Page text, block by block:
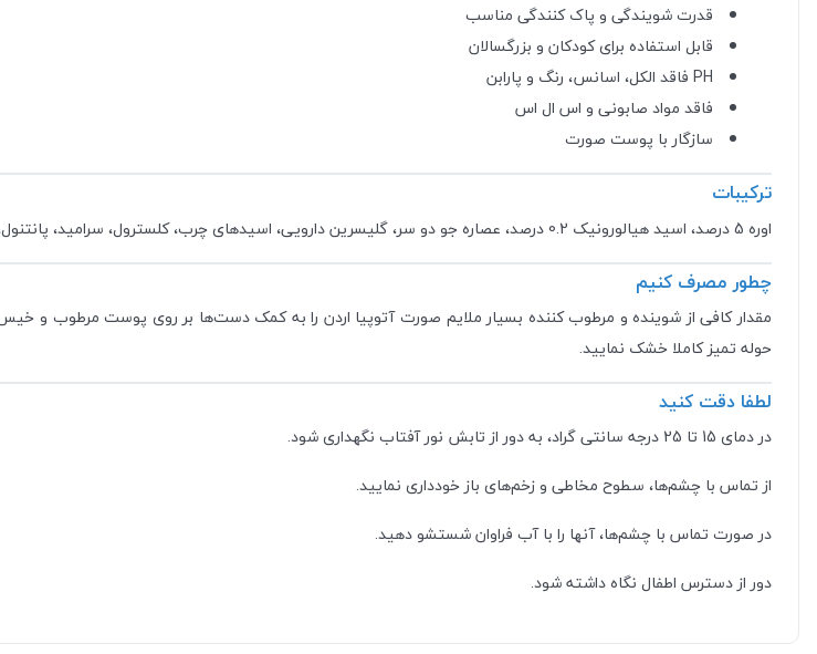
قدرت شویندگی و پاک کنندگی مناسب
قابل استفاده برای کودکان و بزرگسالان
PH فاقد الکل، اسانس، رنگ و پارابن
فاقد مواد صابونی و اس ال اس
سازگار با پوست صورت
ترکیبات
اوره 5 درصد، اسید هیالورونیک 0.2 درصد، عصاره جو دو سر، گلیسرین دارویی، اسیدهای چرب، کلسترول، سرامید، پانتنول، توکوفریل استات.
چطور مصرف کنیم
مقدار کافی از شوینده و مرطوب کننده بسیار ملایم صورت آتوپیا اردن را به کمک دست‌ها بر روی پوست مرطوب و
حوله تمیز کاملا خشک نمایید.
لطفا دقت کنید
در دمای 15 تا 25 درجه سانتی گراد، به دور از تابش نور آفتاب نگهداری شود.
از تماس با چشم‌ها، سطوح مخاطی و زخم‌های باز خودداری نمایید.
در صورت تماس با چشم‌ها، آنها را با آب فراوان شستشو دهید.
دور از دسترس اطفال نگاه داشته شود.